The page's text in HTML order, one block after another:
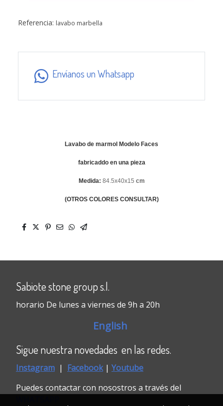
Referencia: lavabo marbella
Envíanos un Whatsapp
Lavabo de marmol Modelo Faces
fabricaddo en una pieza
Medida: 84.5x40x15 cm
(OTROS COLORES CONSULTAR)
Sabiote stone group s.l.
horario De lunes a viernes de 9h a 20h
English
Sigue nuestra novedades en las redes.
Instagram | Facebook| Youtube
Puedes contactar con nosostros a través del